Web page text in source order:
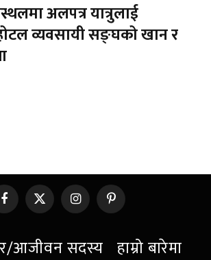
अलपत्र यात्रुलाई
व्यवसायी सङ्घको खान र
Facebook
X
(Twitter)
InstagramPinterest
आजीवन सदस्य हाम्रो बारेमा